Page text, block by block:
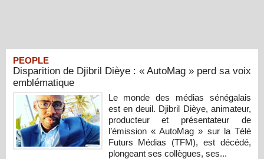
PEOPLE
Disparition de Djibril Dièye : « AutoMag » perd sa voix
emblématique
Le monde des médias sénégalais
est en deuil. Djibril Dièye, animateur,
producteur et présentateur de
l’émission « AutoMag » sur la Télé
Futurs Médias (TFM), est décédé,
plongeant ses collègues, ses...